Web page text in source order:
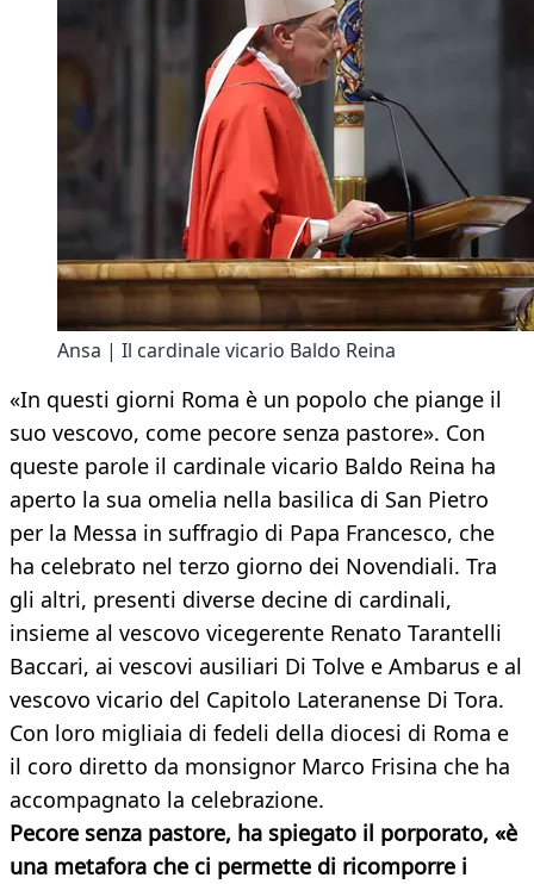
Ansa | Il cardinale vicario Baldo Reina
«In questi giorni Roma è un popolo che piange il
suo vescovo, come pecore senza pastore». Con
queste parole il cardinale vicario Baldo Reina ha
aperto la sua omelia nella basilica di San Pietro
per la Messa in suffragio di Papa Francesco, che
ha celebrato nel terzo giorno dei Novendiali. Tra
gli altri, presenti diverse decine di cardinali,
insieme al vescovo vicegerente Renato Tarantelli
Baccari, ai vescovi ausiliari Di Tolve e Ambarus e al
vescovo vicario del Capitolo Lateranense Di Tora.
Con loro migliaia di fedeli della diocesi di Roma e
il coro diretto da monsignor Marco Frisina che ha
accompagnato la celebrazione.
Pecore senza pastore, ha spiegato il porporato, «è
una metafora che ci permette di ricomporre i